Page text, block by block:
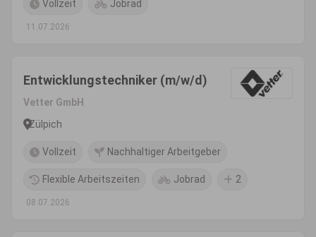
Vollzeit Jobrad
11.07.2026
Entwicklungstechniker (m/w/d)
Vetter GmbH
Zülpich
Vollzeit Nachhaltiger Arbeitgeber
Flexible Arbeitszeiten Jobrad 2
08.07.2026